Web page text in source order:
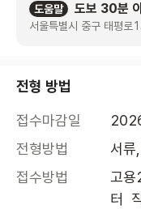
도움말 도보 30분
서울특별시 중구 태평로
전형 방법
접수마감일
전형방법
서류
접수방법
고용
터